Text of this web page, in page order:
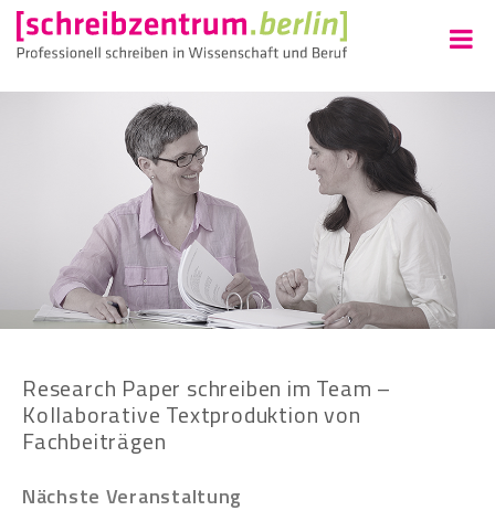
Research Paper schreiben im Team –
Kollaborative Textproduktion von
Fachbeiträgen
Nächste Veranstaltung